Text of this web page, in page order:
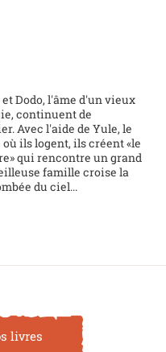
Dodo, l'âme d'un vieux
continuent de
Avec l'aide de Yule, le
ils logent, ils créent «le
qui rencontre un grand
famille croise la
du ciel...
livres